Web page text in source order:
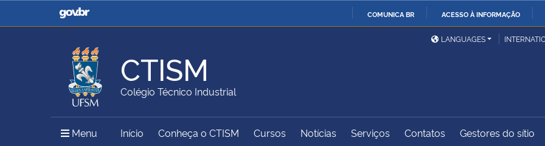
COMUNICA BR ACESSO À INFORMAÇÃO
Casa Civil
Ministério da Justiça e
Ministério da Defesa
Ministério das Relações
Exteriores
Ministério da Agricultura,
Pecuária e Abastecimento
Ministério da Educação
Ministério do Meio Ambiente Ministério do Turismo
Ministério do
Controladoria-Geral da
LANGUAGES
CTISM
Colégio Técnico Industrial
Menu Menu Principal do Sítio
Início Conheça o CTISM Cursos Notícias Serviços Contatos Gestores do sítio